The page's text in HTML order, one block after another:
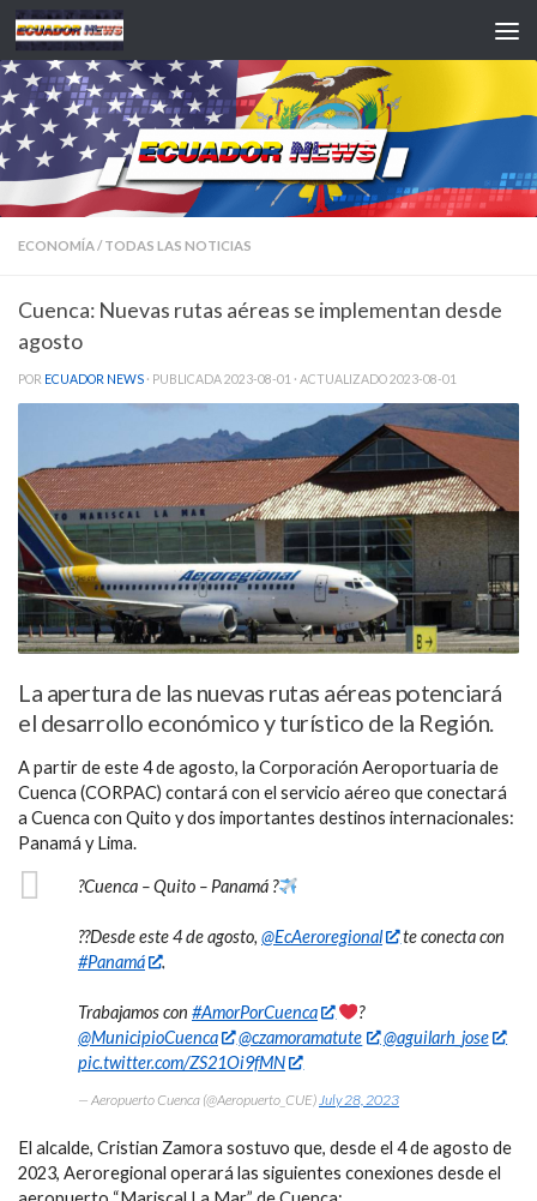
Saltar al contenido
ECONOMÍA/ TODAS LAS NOTICIAS
Cuenca: Nuevas rutas aéreas se implementan desde
agosto
POR ECUADOR NEWS · PUBLICADA2023-08-01 · ACTUALIZADO2023-08-01
La apertura de las nuevas rutas aéreas potenciará
el desarrollo económico y turístico de la Región.
A partir de este 4 de agosto, la Corporación Aeroportuaria de
Cuenca (CORPAC) contará con el servicio aéreo que conectará
a Cuenca con Quito y dos importantes destinos internacionales:
Panamá y Lima.
?Cuenca – Quito – Panamá ?
??Desde este 4 de agosto, @EcAeroregional
te conecta con
#Panamá
.
Trabajamos con #AmorPorCuenca
?
@MunicipioCuenca
@czamoramatute
@aguilarh_jose
pic.twitter.com/ZS21Oi9fMN
— Aeropuerto Cuenca (@Aeropuerto_CUE) July 28, 2023
El alcalde, Cristian Zamora sostuvo que, desde el 4 de agosto de
2023, Aeroregional operará las siguientes conexiones desde el